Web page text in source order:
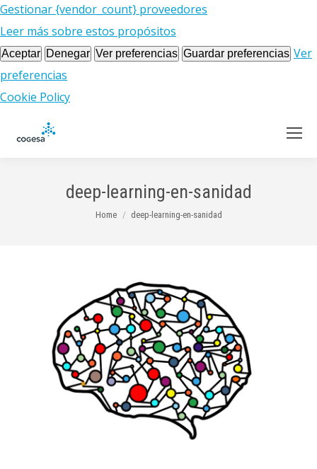
Gestionar {vendor_count} proveedores
Leer más sobre estos propósitos
Aceptar Denegar Ver preferencias Guardar preferencias Ver
preferencias
Cookie Policy
deep-learning-en-sanidad
You are here:
Home deep-learning-en-sanidad